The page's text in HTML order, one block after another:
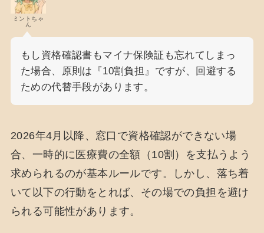
ミントちゃ
ん
もし資格確認書もマイナ保険証も忘れてしまっ
た場合、原則は『10割負担』ですが、回避する
ための代替手段があります。
2026年4月以降、窓口で資格確認ができない場
合、一時的に医療費の全額（10割）を支払うよう
求められるのが基本ルールです。しかし、落ち着
いて以下の行動をとれば、その場での負担を避け
られる可能性があります。